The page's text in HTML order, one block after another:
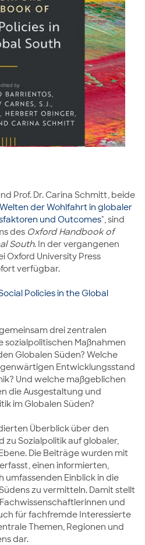
Prof. Dr. Carina Schmitt, beide
Welten der Wohlfahrt in globaler
und Outcomes", sind
des Oxford Handbook of
South. In der vergangenen
Oxford University Press
verfügbar.
Policies in the Global
drei zentralen
sozialpolitischen Maßnahmen
Globalen Süden? Welche
Entwicklungsstand
Und welche maßgeblichen
die Ausgestaltung und
im Globalen Süden?
Überblick über den
zu Sozialpolitik auf globaler,
Die Beiträge wurden mit
einen informierten,
Einblick in die
zu vermitteln. Damit stellt
und
für fachfremde Interessierte
Themen, Regionen und
dar.